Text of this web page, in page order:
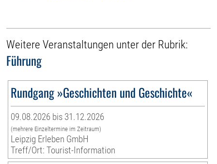
Weitere Veranstaltungen unter der Rubrik:
Führung
Rundgang »Geschichten und Geschichte«
09.08.2026 bis 31.12.2026
(mehrere Einzeltermine im Zeitraum)
Leipzig Erleben GmbH
Treff/Ort: Tourist-Information